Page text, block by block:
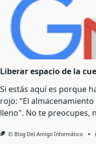
Liberar espacio de la
Si estás aquí es porque
rojo: "El
lleno". No te preocupes,
El Blog Del Amigo Informático